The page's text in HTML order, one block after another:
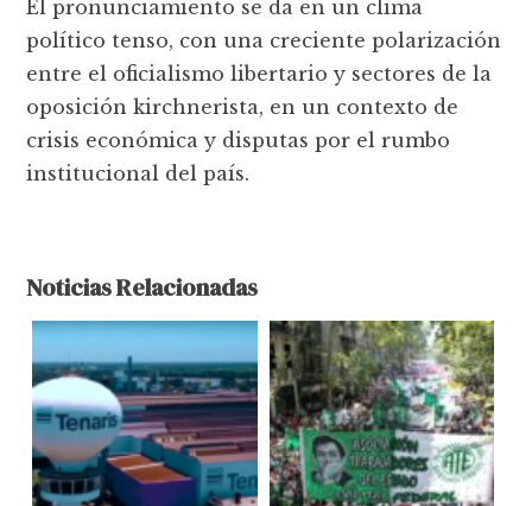
El pronunciamiento se da en un clima
político tenso, con una creciente polarización
entre el oficialismo libertario y sectores de la
oposición kirchnerista, en un contexto de
crisis económica y disputas por el rumbo
institucional del país.
Noticias Relacionadas